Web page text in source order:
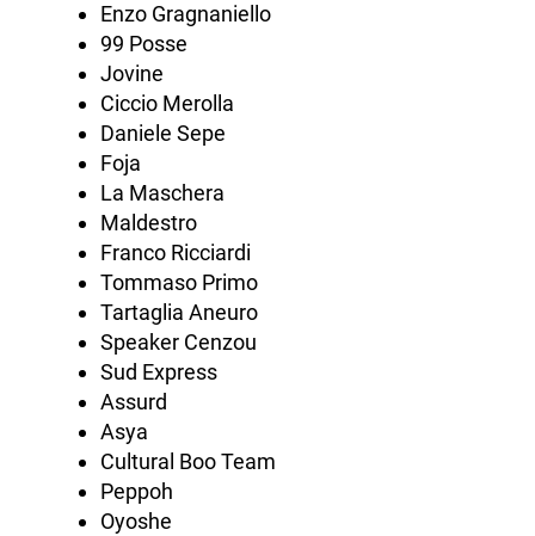
Enzo Gragnaniello
99 Posse
Jovine
Ciccio Merolla
Daniele Sepe
Foja
La Maschera
Maldestro
Franco Ricciardi
Tommaso Primo
Tartaglia Aneuro
Speaker Cenzou
Sud Express
Assurd
Asya
Cultural Boo Team
Peppoh
Oyoshe